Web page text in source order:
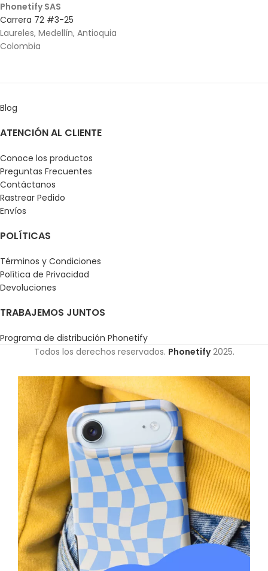
Phonetify SAS
Carrera 72 #3-25
Laureles, Medellín, Antioquia
Colombia
Blog
ATENCIÓN AL CLIENTE
Conoce los productos
Preguntas Frecuentes
Contáctanos
Rastrear Pedido
Envíos
POLÍTICAS
Términos y Condiciones
Política de Privacidad
Devoluciones
TRABAJEMOS JUNTOS
Programa de distribución Phonetify
Todos los derechos reservados. Phonetify2025.